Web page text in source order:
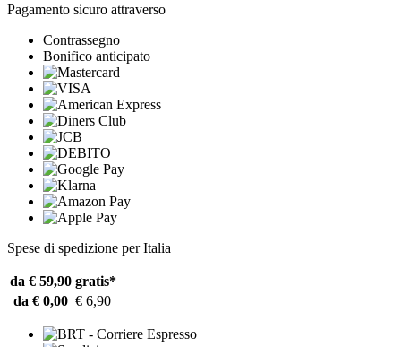
Pagamento sicuro attraverso
Contrassegno
Bonifico anticipato
Spese di spedizione per Italia
da € 59,90 gratis*
da € 0,00 € 6,90